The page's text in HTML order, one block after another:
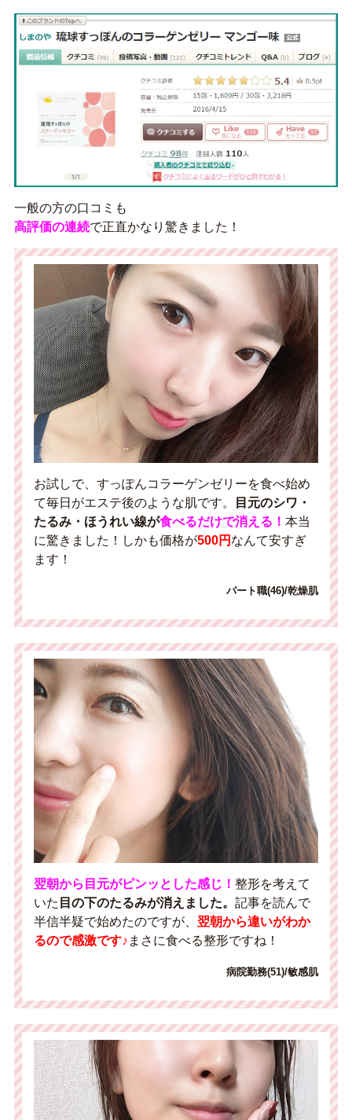
一般の方の口コミも
高評価の連続で正直かなり驚きました！
お試しで、すっぽんコラーゲンゼリーを食べ始め
て毎日がエステ後のような肌です。
目元のシワ・
たるみ・ほうれい線が食べるだけで消える！ 本当
に驚きました！しかも価格が500円 なんて安すぎ
ます！
パート職(46)/乾燥肌
翌朝から目元がピンッとした感じ！ 整形を考えて
いた 目の下のたるみが消えました。 記事を読んで
半信半疑で始めたのですが、 翌朝から違いがわか
るので感激です♪ まさに食べる整形ですね！
病院勤務(51)/敏感肌